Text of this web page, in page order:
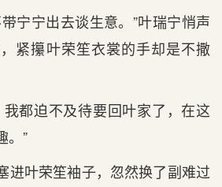
宁宁出去谈生意。”叶瑞宁悄声
紧攥叶荣笙衣裳的手却是不撒
都迫不及待要回叶家了，在这
。”
进叶荣笙袖子，忽然换了副难过